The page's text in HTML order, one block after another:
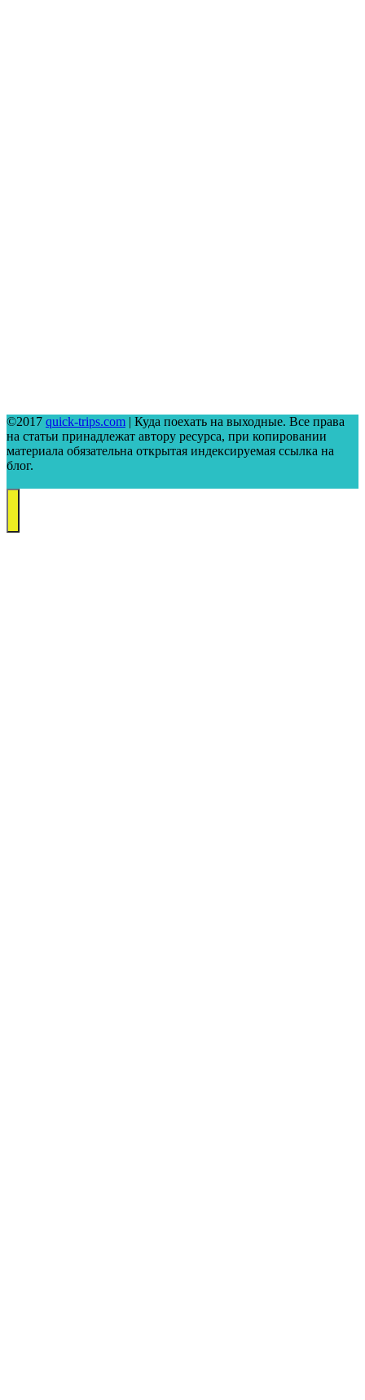
©2017 quick-trips.com | Куда поехать на выходные. Все права
на статьи принадлежат автору ресурса, при копировании
материала обязательна открытая индексируемая ссылка на
блог.